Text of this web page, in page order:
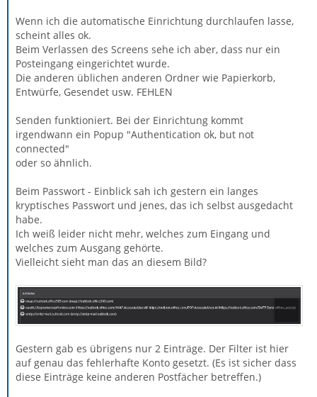
Wenn ich die automatische Einrichtung durchlaufen lasse,
scheint alles ok.
Beim Verlassen des Screens sehe ich aber, dass nur ein
Posteingang eingerichtet wurde.
Die anderen üblichen anderen Ordner wie Papierkorb,
Entwürfe, Gesendet usw. FEHLEN
Senden funktioniert. Bei der Einrichtung kommt
irgendwann ein Popup "Authentication ok, but not
connected"
oder so ähnlich.
Beim Passwort - Einblick sah ich gestern ein langes
kryptisches Passwort und jenes, das ich selbst ausgedacht
habe.
Ich weiß leider nicht mehr, welches zum Eingang und
welches zum Ausgang gehörte.
Vielleicht sieht man das an diesem Bild?
Gestern gab es übrigens nur 2 Einträge. Der Filter ist hier
auf genau das fehlerhafte Konto gesetzt. (Es ist sicher dass
diese Einträge keine anderen Postfächer betreffen.)